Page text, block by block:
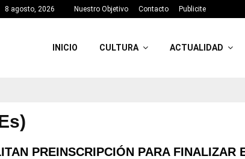
8 agosto, 2026 Nuestro Objetivo Contacto Publicite
INICIO CULTURA ACTUALIDAD
PREINSCRIPCIÓN PARA FINALIZAR